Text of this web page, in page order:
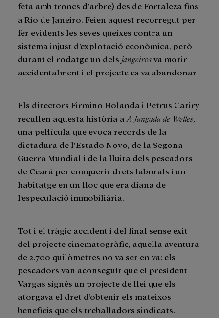
feta amb troncs d’arbre) des de Fortaleza fins
a Rio de Janeiro. Feien aquest recorregut per
fer evidents les seves queixes contra un
sistema injust d’explotació econòmica, però
durant el rodatge un dels jangeirosva morir
accidentalment i el projecte es va abandonar.
Els directors Firmino Holanda i Petrus Cariry
recullen aquesta història a A Jangada de Welles,
una pel·lícula que evoca records de la
dictadura de l’Estado Novo, de la Segona
Guerra Mundial i de la lluita dels pescadors
de Ceará per conquerir drets laborals i un
habitatge en un lloc que era diana de
l’especulació immobiliària.
Tot i el tràgic accident i del final sense èxit
del projecte cinematogràfic, aquella aventura
de 2.700 quilòmetres no va ser en va: els
pescadors van aconseguir que el president
Vargas signés un projecte de llei que els
atorgava el dret d’obtenir els mateixos
beneficis que els treballadors sindicats.